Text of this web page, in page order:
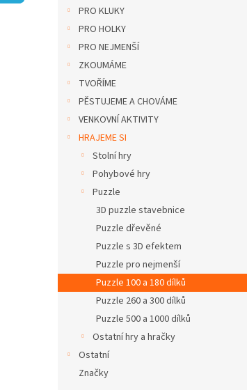
PRO KLUKY
PRO HOLKY
PRO NEJMENŠÍ
ZKOUMÁME
TVOŘÍME
PĚSTUJEME A CHOVÁME
VENKOVNÍ AKTIVITY
HRAJEME SI
Stolní hry
Pohybové hry
Puzzle
3D puzzle stavebnice
Puzzle dřevěné
Puzzle s 3D efektem
Puzzle pro nejmenší
Puzzle 100 a 180 dílků
Puzzle 260 a 300 dílků
Puzzle 500 a 1000 dílků
Ostatní hry a hračky
Ostatní
Značky